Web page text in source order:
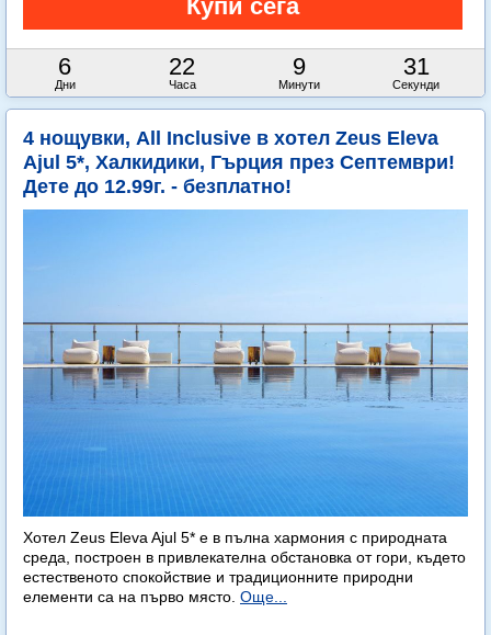
6
Дни
22
Часа
9
Минути
29
Секунди
4 нощувки, All Inclusive в хотел Zeus Eleva
Ajul 5*, Халкидики, Гърция през Септември!
Дете до 12.99г. - безплатно!
Хотел Zeus Eleva Ajul 5* е в пълна хармония с природната
среда, построен в привлекателна обстановка от гори, където
естественото спокойствие и традиционните природни
елементи са на първо място. Още...